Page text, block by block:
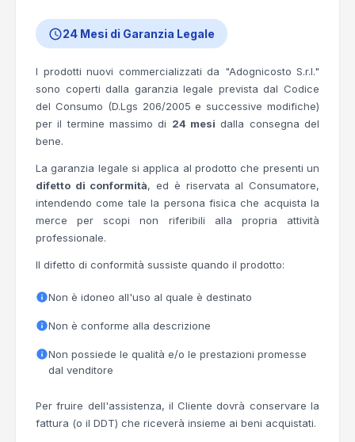
24 Mesi di Garanzia Legale
I prodotti nuovi commercializzati da "Adognicosto S.r.l."
sono coperti dalla garanzia legale prevista dal Codice
del Consumo (D.Lgs 206/2005 e successive modifiche)
per il termine massimo di 24 mesi dalla consegna del
bene.
La garanzia legale si applica al prodotto che presenti un
difetto di conformità, ed è riservata al Consumatore,
intendendo come tale la persona fisica che acquista la
merce per scopi non riferibili alla propria attività
professionale.
Il difetto di conformità sussiste quando il prodotto:
Non è idoneo all'uso al quale è destinato
Non è conforme alla descrizione
Non possiede le qualità e/o le prestazioni promesse
dal venditore
Per fruire dell'assistenza, il Cliente dovrà conservare la
fattura (o il DDT) che riceverà insieme ai beni acquistati.